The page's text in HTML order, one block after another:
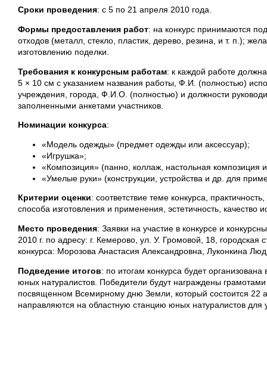
Сроки проведения: с 5 по 21 апреля 2010 года.
Формы предоставления работ: на конкурс принимаются
отходов (металл, стекло, пластик, дерево, резина, и т. п.);
изготовлению поделки.
Требования к конкурсным работам: к каждой работе
5 × 10 см с указанием названия работы, Ф.И. (полностью)
учреждения, города, Ф.И.О. (полностью) и должности
заполненными анкетами участников.
Номинации конкурса:
«Модель одежды» (предмет одежды или аксессуар);
«Игрушка»;
«Композиция» (панно, коллаж, настольная композиция
«Умелые руки» (конструкции, устройства и др. для
Критерии оценки: соответствие теме конкурса,
способа изготовления и применения, эстетичность, качество
Место проведения: Заявки на участие в конкурсе и
2010 г. по адресу: г. Кемерово, ул. У. Громовой, 18,
конкурса: Морозова Анастасия Александровна, Луконкина
Подведение итогов: по итогам конкурса будет
юных натуралистов. Победители будут награждены
посвященном Всемирному дню Земли, который состоится 22
направляются на областную станцию юных натуралистов для